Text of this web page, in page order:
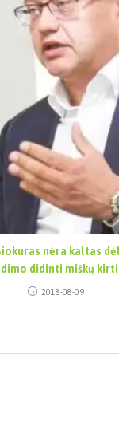
nėra kaltas
didinti miškų
2018-08-09